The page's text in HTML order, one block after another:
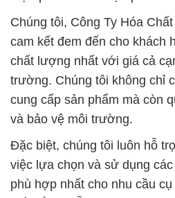
Chúng tôi, Công Ty Hóa
cam kết đem đến cho khách
chất lượng nhất với giá cả
trường. Chúng tôi không chỉ
cung cấp sản phẩm mà còn
và bảo vệ môi trường.
Đặc biệt, chúng tôi luôn hỗ
việc lựa chọn và sử dụng
phù hợp nhất cho nhu cầu